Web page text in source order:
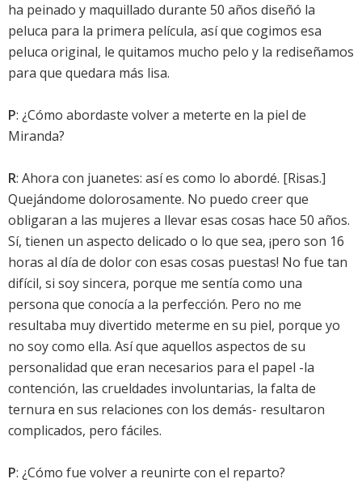
ha peinado y maquillado durante 50 años diseñó la
peluca para la primera película, así que cogimos esa
peluca original, le quitamos mucho pelo y la rediseñamos
para que quedara más lisa.
P: ¿Cómo abordaste volver a meterte en la piel de
Miranda?
R: Ahora con juanetes: así es como lo abordé. [Risas.]
Quejándome dolorosamente. No puedo creer que
obligaran a las mujeres a llevar esas cosas hace 50 años.
Sí, tienen un aspecto delicado o lo que sea, ¡pero son 16
horas al día de dolor con esas cosas puestas! No fue tan
difícil, si soy sincera, porque me sentía como una
persona que conocía a la perfección. Pero no me
resultaba muy divertido meterme en su piel, porque yo
no soy como ella. Así que aquellos aspectos de su
personalidad que eran necesarios para el papel -la
contención, las crueldades involuntarias, la falta de
ternura en sus relaciones con los demás- resultaron
complicados, pero fáciles.
P: ¿Cómo fue volver a reunirte con el reparto?